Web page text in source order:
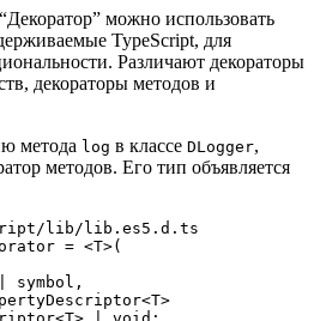
можно использовать
TypeScript, для
Различают декораторы
декораторы методов и
метода log в классе DLogger,
методов. Его тип объявляется
lib/lib.es5.d.ts
= <T>(
symbol,